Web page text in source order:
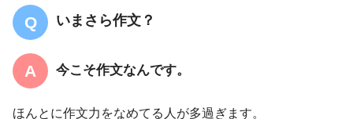
いまさら作文？
今こそ作文なんです。
ほんとに作文力をなめてる人が多過ぎます。